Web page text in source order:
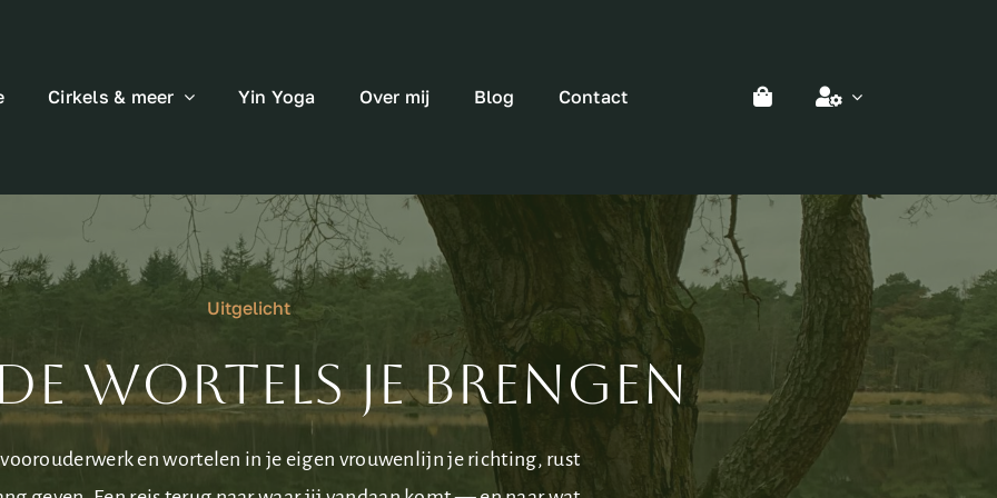
Cirkels & meer Yin Yoga Over mij Blog Contact
Uitgelicht
wortels je brengen
voorouderwerk en wortelen in je eigen vrouwenlijn je richting, rust